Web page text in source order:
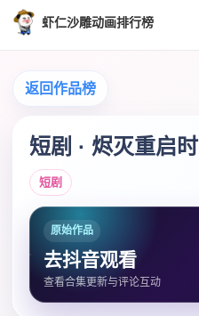
虾仁沙雕动画排行榜
返回作品榜
短剧 · 烬灭重启时
短剧
原始作品
去抖音观看
查看合集更新与评论互动